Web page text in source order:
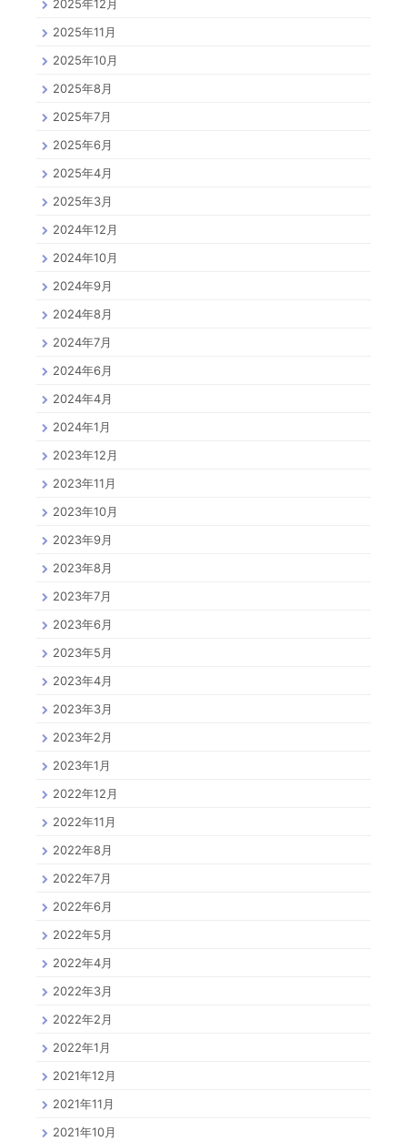
2025年12月
2025年11月
2025年10月
2025年8月
2025年7月
2025年6月
2025年4月
2025年3月
2024年12月
2024年10月
2024年9月
2024年8月
2024年7月
2024年6月
2024年4月
2024年1月
2023年12月
2023年11月
2023年10月
2023年9月
2023年8月
2023年7月
2023年6月
2023年5月
2023年4月
2023年3月
2023年2月
2023年1月
2022年12月
2022年11月
2022年8月
2022年7月
2022年6月
2022年5月
2022年4月
2022年3月
2022年2月
2022年1月
2021年12月
2021年11月
2021年10月